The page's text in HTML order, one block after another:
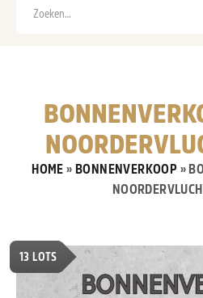
HOME » BONNENVERKOOP »
13 LOTS